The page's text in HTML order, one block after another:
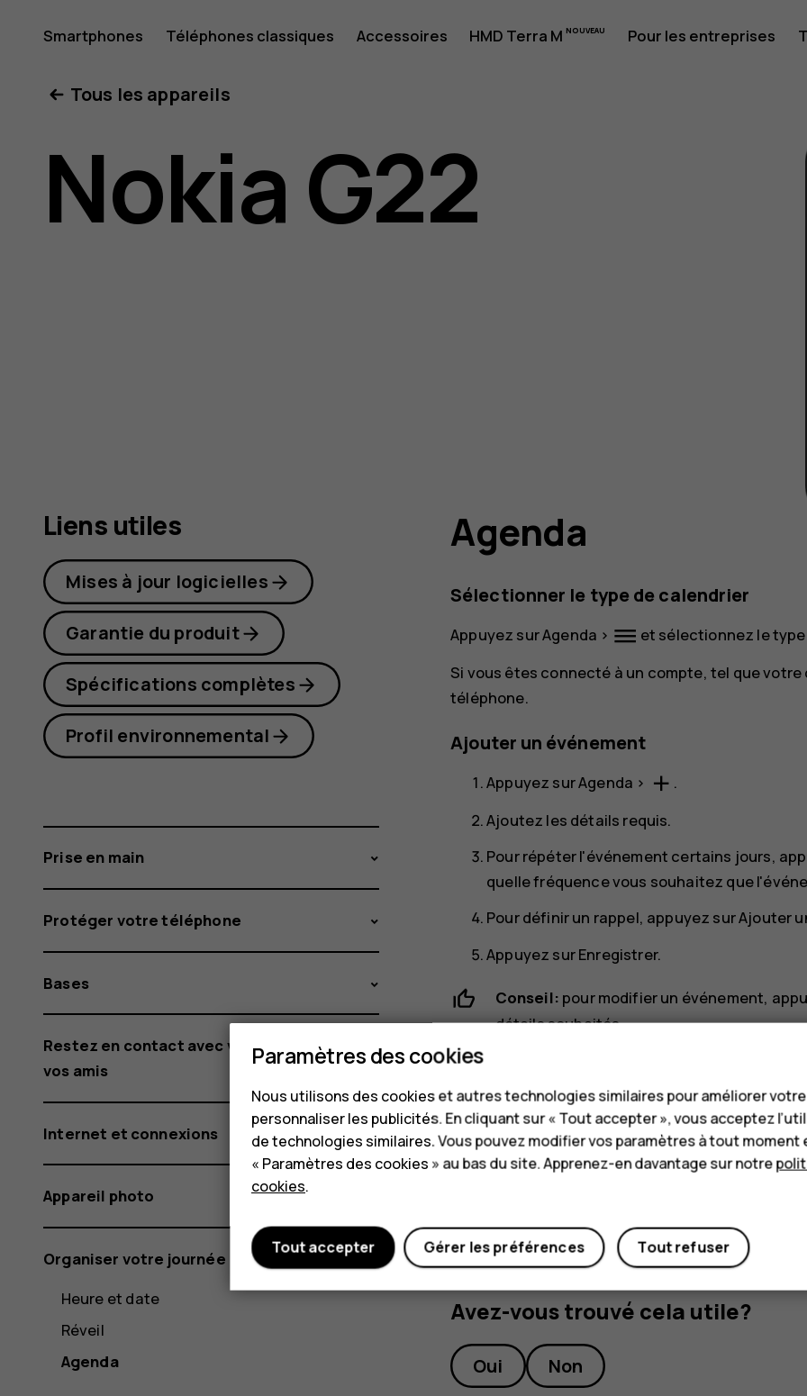
Guide
de
l'utilisateur
Smartphones Téléphones classiques Accessoires HMD Terra M Pour les entreprises
Tous les appareils
Nokia G22
Agenda
Sélectionner le type de calendrier
Appuyez surAgenda > dehaze et sélectionnez le
Si vous êtes connecté à un compte, tel que
téléphone.
Ajouter un événement
Appuyez surAgenda > add .
Ajoutez les détails requis.
Pour répéter l'événement certains jours,
quelle fréquence vous souhaitez que
Pour définir un rappel, appuyez surAjouter
Appuyez surEnregistrer.
Conseil: pour modifier un événement,
détails souhaités.
Appuyez sur l'événement.
Appuyez surmore_vert>Supprimer.
Avez-vous trouvé cela utile?
Oui Non
Liens utiles
Mises à jour logicielles
Garantie du produit
Spécifications complètes
Profil environnemental
Prise en main
Protéger votre téléphone
Bases
Restez en contact avec votre famille et
vos amis
Internet et connexions
Appareil photo
Organiser votre journée
Heure et date
Réveil
Agenda
Paramètres des cookies
Nous utilisons des cookies et autres technologies similaires pour améliorer
personnaliser les publicités. En cliquant sur « Tout accepter », vous acceptez
de technologies similaires. Vous pouvez modifier vos paramètres à tout moment
« Paramètres des cookies » au bas du site. Apprenez-en davantage sur notre
cookies.
Tout refuser
Gérer les préférences
Tout accepter